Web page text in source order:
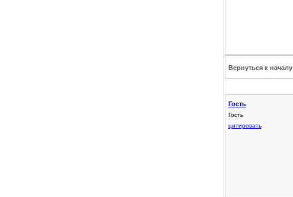
Вернуться к началу
Гость
Гость
цитировать